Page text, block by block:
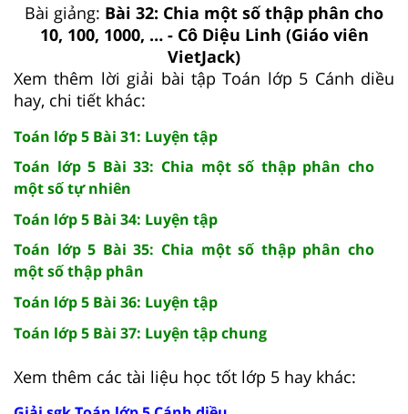
Bài giảng: Bài 32: Chia một số thập phân cho
10, 100, 1000, … - Cô Diệu Linh (Giáo viên
VietJack)
Xem thêm lời giải bài tập Toán lớp 5 Cánh diều
hay, chi tiết khác:
Toán lớp 5 Bài 31: Luyện tập
Toán lớp 5 Bài 33: Chia một số thập phân cho
một số tự nhiên
Toán lớp 5 Bài 34: Luyện tập
Toán lớp 5 Bài 35: Chia một số thập phân cho
một số thập phân
Toán lớp 5 Bài 36: Luyện tập
Toán lớp 5 Bài 37: Luyện tập chung
Xem thêm các tài liệu học tốt lớp 5 hay khác: